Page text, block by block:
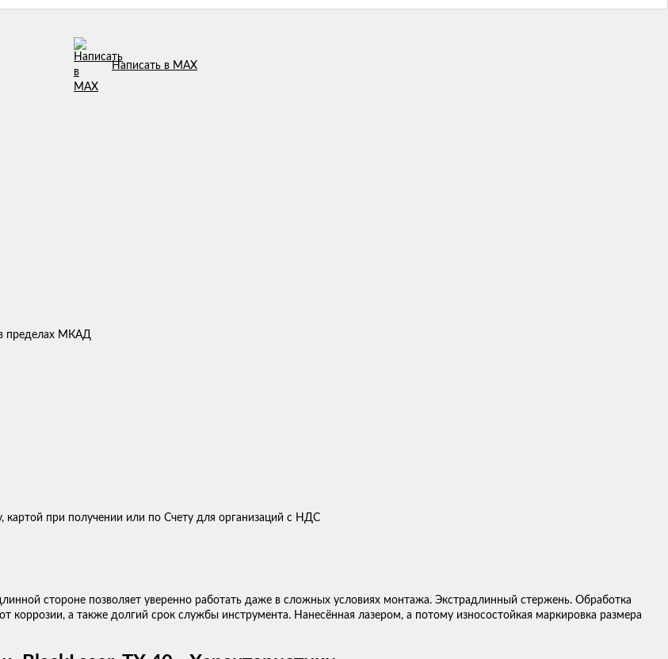
Написать в MAX
в пределах МКАД
при получении или по Счету для организаций с НДС
стороне позволяет уверенно работать даже в сложных условиях монтажа. Экстрадлинный стержень. Обработка
коррозии, а также долгий срок службы инструмента. Нанесённая лазером, а потому износостойкая маркировка размера